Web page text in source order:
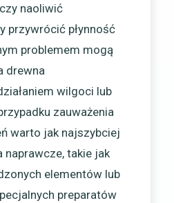
naoliwić
przywrócić płynność
problemem mogą
drewna
wilgoci lub
zauważenia
warto jak najszybciej
naprawcze, takie jak
elementów lub
preparatów